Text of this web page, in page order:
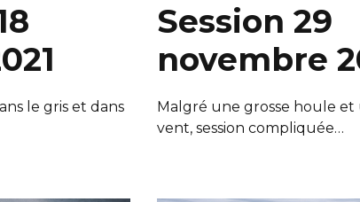
le gris et dans
Session 29
novembre
Malgré une grosse houle et
vent, session compliquée…